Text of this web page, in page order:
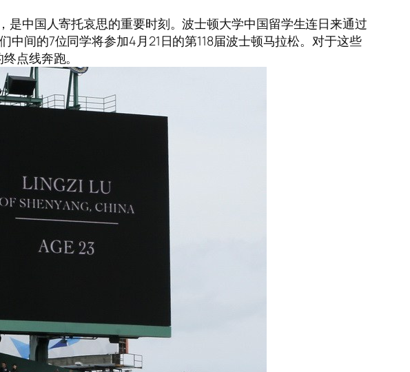
是中国人寄托哀思的重要时刻。波士顿大学中国留学生连日来通过
间的7位同学将参加4月21日的第118届波士顿马拉松。对于这些
点线奔跑。